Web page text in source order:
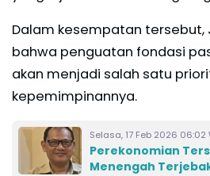
Dalam kesempatan tersebut,
bahwa penguatan fondasi
akan menjadi salah satu
kepemimpinannya.
Selasa, 17 Feb 2026 06:02
Perekonomian
Menengah